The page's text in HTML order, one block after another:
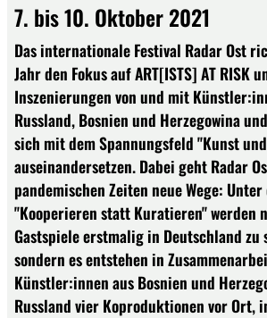
7. bis 10. Oktober 2021
Das internationale Festival Radar Ost
Jahr den Fokus auf ART[ISTS] AT RISK
Inszenierungen von und mit
Russland, Bosnien und Herzegowina
sich mit dem Spannungsfeld "Kunst
auseinandersetzen. Dabei geht Radar
pandemischen Zeiten neue Wege:
"Kooperieren statt Kuratieren" werden
Gastspiele erstmalig in Deutschland zu
sondern es entstehen in
Künstler:innen aus Bosnien und
Russland vier Koproduktionen vor Ort,